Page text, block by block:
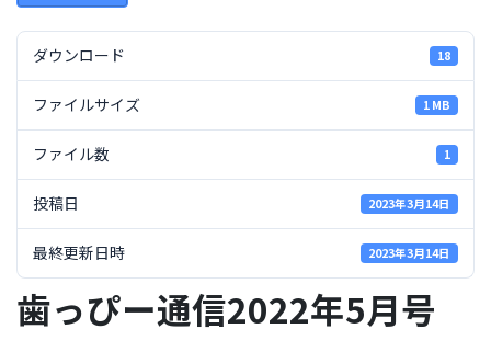
ダウンロード 18
ファイルサイズ 1 MB
ファイル数 1
投稿日 2023年3月14日
最終更新日時 2023年3月14日
歯っぴー通信2022年5月号